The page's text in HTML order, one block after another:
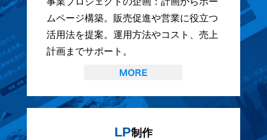
ムページ構築。販売促進や営業に役立つ
活用法を提案。運用方法やコスト、売上
計画までサポート。
LP制作